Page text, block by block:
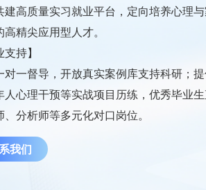
建高质量实习就业平台，定向培养心理
精尖应用型人才。
支持】
对一督导，开放真实案例库支持科研；
人心理干预等实战项目历练，优秀毕业
、分析师等多元化对口岗位。
我们